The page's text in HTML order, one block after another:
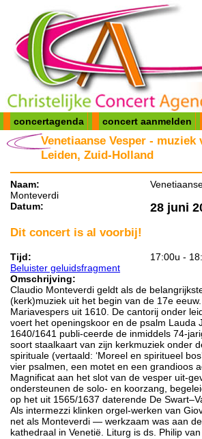
concertagenda concert aanmelden
Venetiaanse Vesper - muziek
Leiden, Zuid-Holland
Naam:
Monteverdi
Datum:
28 juni
Dit concert is al voorbij!
Tijd:
17:00u -
Beluister geluidsfragment
Omschrijving:
Claudio Monteverdi geldt als de
(kerk)muziek uit het begin van de 17e
Mariavespers uit 1610. De cantorij onder
voert het openingskoor en de psalm Lauda
1640/1641 publi-ceerde de inmiddels
soort staalkaart van zijn kerkmuziek onder
spirituale (vertaald: ‘Moreel en spiritueel
vier psalmen, een motet en een grandioos
Magnificat aan het slot van de vesper uit-
ondersteunen de solo- en koorzang,
op het uit 1565/1637 daterende De
Als intermezzi klinken orgel-werken van
net als Monteverdi — werkzaam was aan
kathedraal in Venetië. Liturg is ds. Philip van